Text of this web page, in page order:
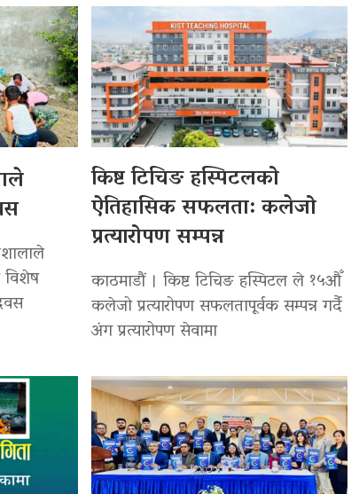
विशेष
किष्ट टिचिङ हस्पिटलको
ऐतिहासिक सफलता: कलेजो
प्रत्यारोपण सम्पन्न
काठमाडौं । किष्ट टिचिङ हस्पिटल ले १५औँ
कलेजो प्रत्यारोपण सफलतापूर्वक सम्पन्न गर्दै
अंग प्रत्यारोपण सेवामा